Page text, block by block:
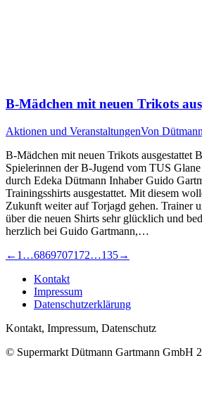
B-Mädchen mit neuen Trikots
Aktionen und VeranstaltungenVon Dütmann
B-Mädchen mit neuen Trikots ausgestattet
Spielerinnen der B-Jugend vom TUS
durch Edeka Dütmann Inhaber Guido
Trainingsshirts ausgestattet. Mit diesem
Zukunft weiter auf Torjagd gehen. Trainer
über die neuen Shirts sehr glücklich und
herzlich bei Guido Gartmann,…
← 1 …68697071 72…135→
Kontakt
Impressum
Datenschutzerklärung
Kontakt, Impressum, Datenschutz
© Supermarkt Dütmann Gartmann GmbH